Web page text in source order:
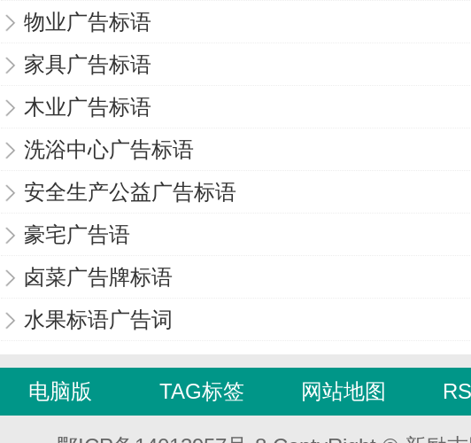
物业广告标语
家具广告标语
木业广告标语
洗浴中心广告标语
安全生产公益广告标语
豪宅广告语
卤菜广告牌标语
水果标语广告词
电脑版 TAG标签 网站地图